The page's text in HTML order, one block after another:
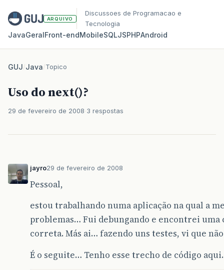
ARQUIVO
Discussoes de Programacao e
Tecnologia
JavaGeralFront‑endMobileSQLJSPHPAndroid
GUJ/Java/Topico
Uso do next()?
29 de fevereiro de 2008 3 respostas
jayro29 de fevereiro de 2008
Pessoal,
estou trabalhando numa aplicação na qual a
problemas… Fui debungando e encontrei uma
correta. Más ai… fazendo uns testes, vi que
É o seguite… Tenho esse trecho de código